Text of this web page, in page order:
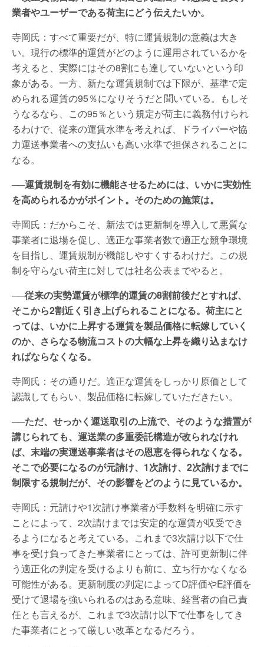
業者やユーザーである荷主にどう伝えたいか。
寺岡氏：すべて重要だが、特に運賃規制の意義は大き
い。現行の標準的運賃がどのように運用されているかを
考えると、実際にはその8割にも達していないという印
象がある。一方、新たな運賃規制では下限が、基準で定
められる運賃の95％になりそうだと聞いている。もしそ
うなるなら、この95％という規定が荷主に義務付けられ
るわけで、従来の運賃水準を考えれば、ドライバーや協
力運送事業者への支払いも高い水準で担保されることに
なる。
──運賃規制を有効に機能させるためには、いかに実効性
を高められるかがポイント。そのための施策は。
寺岡氏：だからこそ、新法では更新制を導入して悪質な
事業者に退場を促し、適正な事業者数で適正な競争環境
を目指し、運賃規制が機能しやすくするわけだ。この規
制を守らない荷主に対しては社名公表までやると。
──従来の実勢運賃が標準的運賃の8割前後だとすれば、
そこから2割近く引き上げられることになる。荷主にと
っては、いかに上昇する運賃を製品価格に転嫁していく
のか、さらなる物流コストの大幅な上昇を織り込まなけ
ればならなくなる。
寺岡氏：その通りだ。適正な運賃をしっかり原価として
認識してもらい、製品価格に転嫁していただきたい。
──ただ、せっかく運送取引の上流で、そのような措置が
講じられても、運送業の多重委託構造が改られなけれ
ば、末端の実運送事業者はその恩恵を得られなくなる。
そこで必要になるのが元請け、1次請け、2次請けまでに
制限する規制だが、その影響をどのように見ているか。
寺岡氏：元請けや1次請け事業者が手数料を明確に示す
ことによって、2次請けまでは安定的な運賃が収受でき
るようになると考えている。これまで3次請け以下で仕
事を受け負ってきた事業者にとっては、許可更新制に伴
う適正化の判定を受けるよりも前に、立ち行かなくなる
可能性がある。更新制度の判定によってD評価やE評価を
受けて退場を強いられるのはある意味、経営者の自己責
任とも言えるが、これまで3次請け以下で仕事をしてき
た事業者にとって厳しい改革となるだろう。